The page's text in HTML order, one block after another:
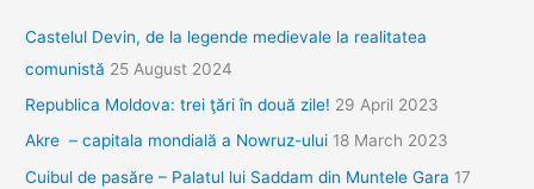
Castelul Devin, de la legende medievale la realitatea
comunistă 25 August 2024
Republica Moldova: trei ţări în două zile! 29 April 2023
Akre – capitala mondială a Nowruz-ului 18 March 2023
Cuibul de pasăre – Palatul lui Saddam din Muntele Gara 17